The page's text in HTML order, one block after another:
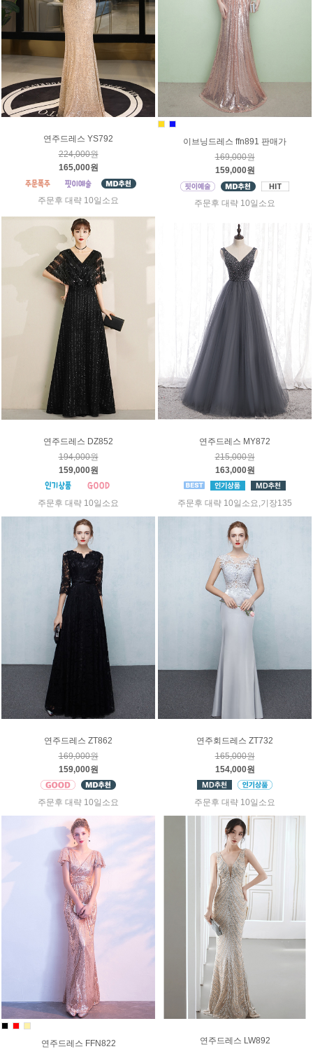
연주드레스 YS792
224,000원
165,000원
주문후 대략 10일소요
이브닝드레스 ffn891 판매가
169,000원
159,000원
주문후 대략 10일소요
연주드레스 DZ852
194,000원
159,000원
주문후 대략 10일소요
연주드레스 MY872
215,000원
163,000원
주문후 대략 10일소요,기장135
연주드레스 ZT862
169,000원
159,000원
주문후 대략 10일소요
연주회드레스 ZT732
165,000원
154,000원
주문후 대략 10일소요
연주드레스 FFN822
연주드레스 LW892